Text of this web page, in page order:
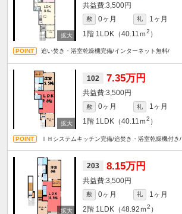
3,500円
敷 0ヶ月 礼
1ヶ月
1階 1LDK（40.11ｍ2 ）
追い焚き・浴室乾燥機完備/インターネット無料/
102 7.35万円
3,500円
敷 0ヶ月 礼
1ヶ月
1階 1LDK（40.11ｍ2 ）
ＩＨシステムキッチン完備/追焚き・浴室乾燥機付き/
203 8.15万円
3,500円
敷 0ヶ月 礼
1ヶ月
2階 1LDK（48.92ｍ2 ）